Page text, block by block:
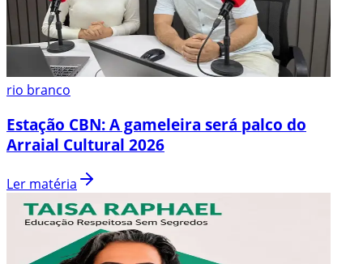
rio branco
Estação CBN: A gameleira será palco do
Arraial Cultural 2026
Ler matéria